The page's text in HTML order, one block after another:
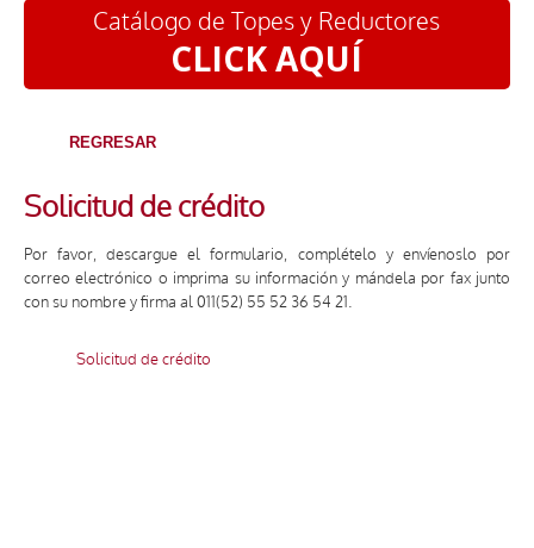
Catálogo de Topes y Reductores
CLICK AQUÍ
REGRESAR
Solicitud de crédito
Por favor, descargue el formulario, complételo y envíenoslo por
correo electrónico o imprima su información y mándela por fax junto
con su nombre y firma al 011(52) 55 52 36 54 21.
Solicitud de crédito